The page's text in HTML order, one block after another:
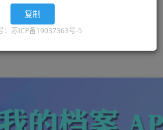
！这里有全网最丰富的精品商丘档案补办
办的最新信息可以让你快速的获取您想要
复制
：苏ICP备19037363号-5